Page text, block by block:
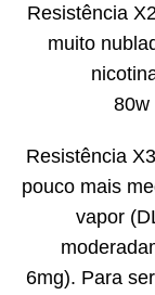
Resistência
muito
80w
Resistência
pouco mais
vapor
6mg). Para